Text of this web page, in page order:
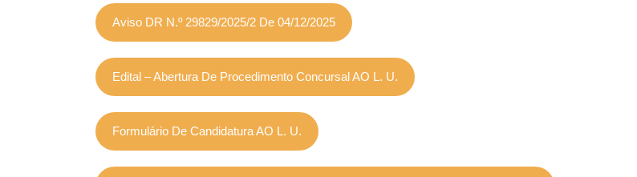
Aviso DR N.º 29829/2025/2 De 04/12/2025
Edital – Abertura De Procedimento Concursal AO L. U.
Formulário De Candidatura AO L. U.